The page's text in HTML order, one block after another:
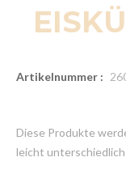
Artikelnummer :
Diese Produkte
leicht unterschiedlich